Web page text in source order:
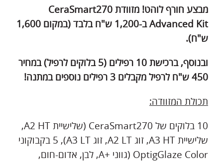
מבצע חורף לוהט! מזוודתCeraSmart270
Advanced Kit
ב-1,200 ש"ח בלבד (במקום 1,600
ש"ח).
ובנוסף, ברכישת 10 רפילים (5 בלוקים לרפיל) במחיר
450 ש"ח לרפיל מקבלים 3 רפילים נוספים במתנה!
תכולת המזוודה:
10 בלוקים של CeraSmart270 (שלישיית A2 HT,
שלישיית A3 HT, זוג A2 LT, זוג A3 LT), 5 בקבוקוני
OptigGlaze Color (גווני +A, לבן, אדום-חום,